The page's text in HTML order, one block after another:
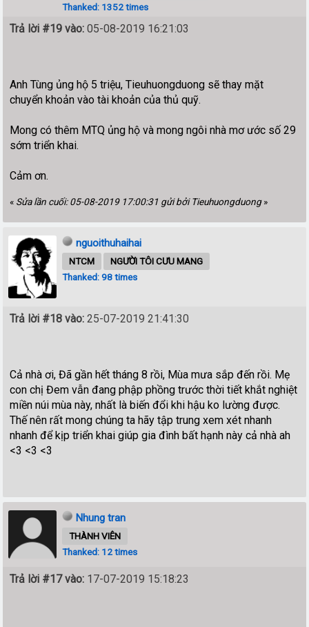
Thanked: 1352 times
Trả lời #19 vào: 05-08-2019 16:21:03
Anh Tùng ủng hộ 5 triệu, Tieuhuongduong sẽ thay mặt
chuyển khoản vào tài khoản của thủ quỹ.
Mong có thêm MTQ ủng hộ và mong ngôi nhà mơ ước số 29
sớm triển khai.
Cảm ơn.
« Sửa lần cuối: 05-08-2019 17:00:31 gửi bởi Tieuhuongduong»
nguoithuhaihai
NTCM
NGƯỜI TÔI CƯU MANG
Thanked: 98 times
Trả lời #18 vào: 25-07-2019 21:41:30
Cả nhà ơi, Đã gần hết tháng 8 rồi, Mùa mưa sắp đến rồi. Mẹ
con chị Đem vẫn đang phập phồng trước thời tiết khắt nghiệt
miền núi mùa này, nhất là biến đổi khi hậu ko lường được.
Thế nên rất mong chúng ta hãy tập trung xem xét nhanh
nhanh để kịp triển khai giúp gia đình bất hạnh này cả nhà ah
<3 <3 <3
Nhung tran
THÀNH VIÊN
Thanked: 12 times
Trả lời #17 vào: 17-07-2019 15:18:23